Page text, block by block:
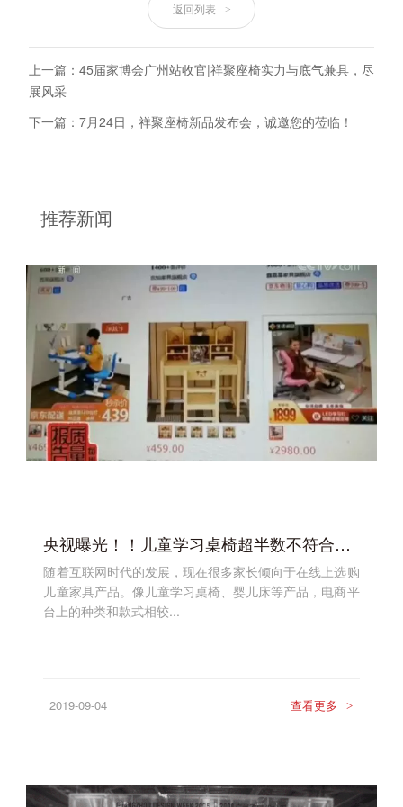
返回列表 >
上一篇：45届家博会广州站收官|祥聚座椅实力与底气兼具，尽
展风采
下一篇：7月24日，祥聚座椅新品发布会，诚邀您的莅临！
推荐新闻
央视曝光！！儿童学习桌椅超半数不符合国家标准，安全问题令人恐慌！
随着互联网时代的发展，现在很多家长倾向于在线上选购
儿童家具产品。像儿童学习桌椅、婴儿床等产品，电商平
台上的种类和款式相较...
2019-09-04 查看更多 >